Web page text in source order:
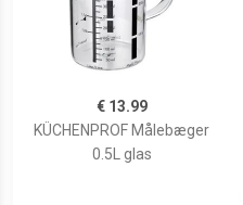
€ 13.99
KÜCHENPROF Målebæger
0.5L glas